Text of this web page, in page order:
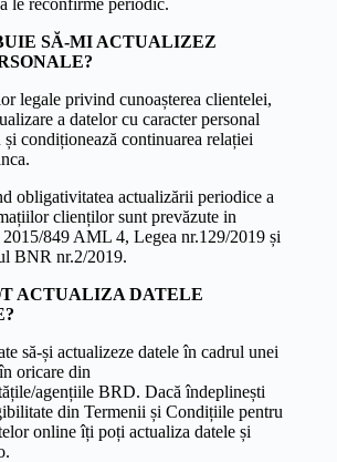
SĂ-MI ACTUALIZEZ
legale privind cunoașterea clientelei,
a datelor cu caracter personal
condiționează continuarea relației
obligativitatea actualizării periodice a
clienților sunt prevăzute in
849 AML 4, Legea nr.129/2019 și
BNR nr.2/2019.
ACTUALIZA DATELE
să-și actualizeze datele în cadrul unei
oricare din
agențiile BRD. Dacă îndeplinești
din Termenii și Condițiile pentru
online îți poți actualiza datele și